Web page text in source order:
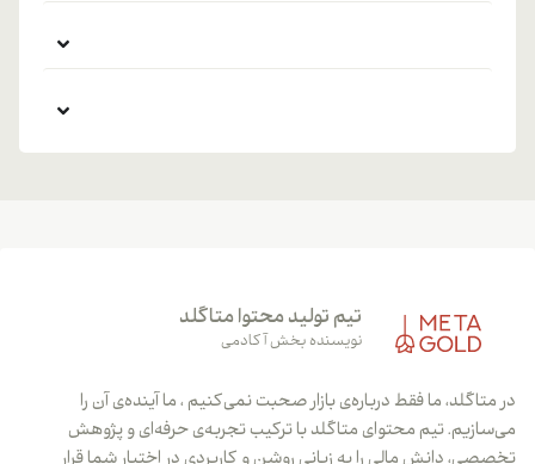
تیم تولید محتوا متاگلد
نویسنده بخش آکادمی
در متاگلد، ما فقط درباره‌ی بازار صحبت نمی‌کنیم ، ما آینده‌ی آن را
می‌سازیم. تیم محتوای متاگلد با ترکیب تجربه‌ی حرفه‌ای و پژوهش